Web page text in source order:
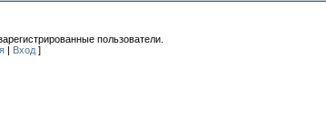
пользователи.
| Вход ]